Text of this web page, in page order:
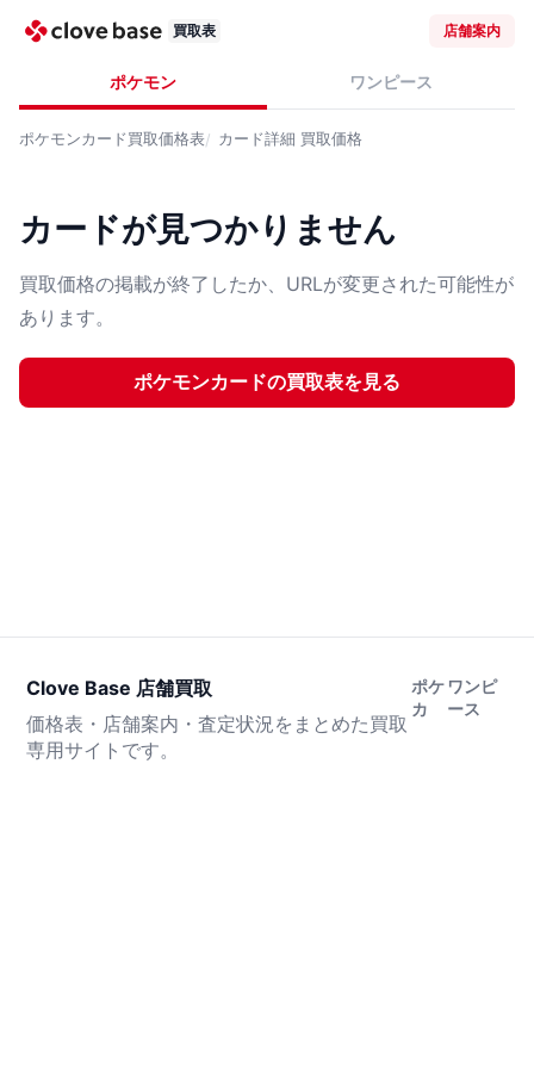
買取表 店舗案内
ポケモン ワンピース
ポケモンカード買取価格表 カード詳細 買取価格
カードが見つかりません
買取価格の掲載が終了したか、URLが変更された可能性が
あります。
ポケモンカードの買取表を見る
Clove Base 店舗買取
価格表・店舗案内・査定状況をまとめた買取
専用サイトです。
ポケ
カ
ワンピ
ース